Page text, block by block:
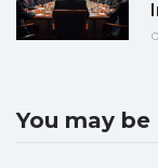
You may